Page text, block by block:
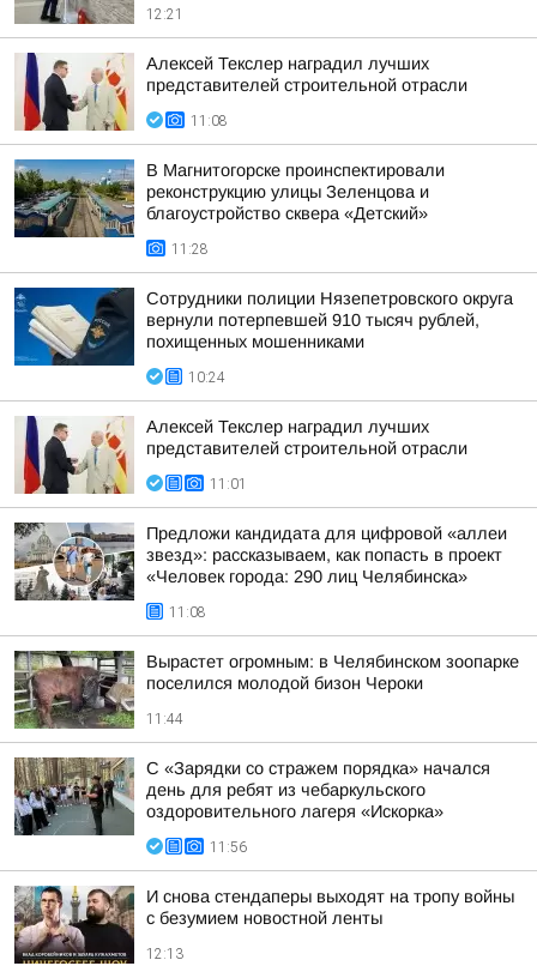
12:21
Алексей Текслер наградил лучших
представителей строительной отрасли
11:08
В Магнитогорске проинспектировали
реконструкцию улицы Зеленцова и
благоустройство сквера «Детский»
11:28
Сотрудники полиции Нязепетровского округа
вернули потерпевшей 910 тысяч рублей,
похищенных мошенниками
10:24
Алексей Текслер наградил лучших
представителей строительной отрасли
11:01
Предложи кандидата для цифровой «аллеи
звезд»: рассказываем, как попасть в проект
«Человек города: 290 лиц Челябинска»
11:08
Вырастет огромным: в Челябинском зоопарке
поселился молодой бизон Чероки
11:44
С «Зарядки со стражем порядка» начался
день для ребят из чебаркульского
оздоровительного лагеря «Искорка»
11:56
И снова стендаперы выходят на тропу войны
с безумием новостной ленты
12:13